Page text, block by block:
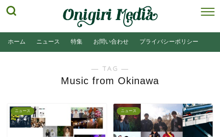
ホーム ニュース 特集 お問い合わせ プライバシーポリシー
― TAG ―
Music from Okinawa
ニュース ニュース